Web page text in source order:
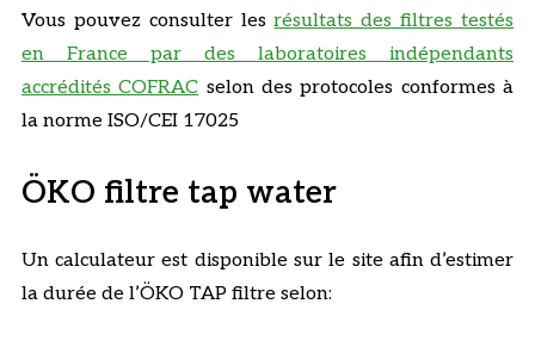
Vous pouvez consulter lesrésultats des filtres testés
en France par des laboratoires indépendants
accrédités COFRAC selon des protocoles conformes à
la norme ISO/CEI 17025
ÖKO filtre tap water
Un calculateur est disponible sur le site afin d’estimer
la durée de l’ÖKO TAP filtre selon: